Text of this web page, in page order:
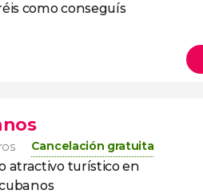
como conseguís
Cancelación gratuita
atractivo turístico en